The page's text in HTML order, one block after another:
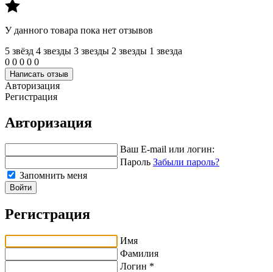
У данного товара пока нет отзывов
5 звёзд 4 звeзды 3 звeзды 2 звeзды 1 звeзда
0 0 0 0 0
Написать отзыв
Авторизация
Регистрация
Авторизация
Ваш E-mail или логин:
Пароль Забыли пароль?
Запомнить меня
Войти
Регистрация
Имя
Фамилия
Логин *